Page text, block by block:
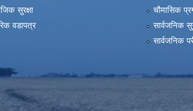
सुरक्षा
वडापत्र
चौमासिक
सार्वजनिक
सार्वजनिक